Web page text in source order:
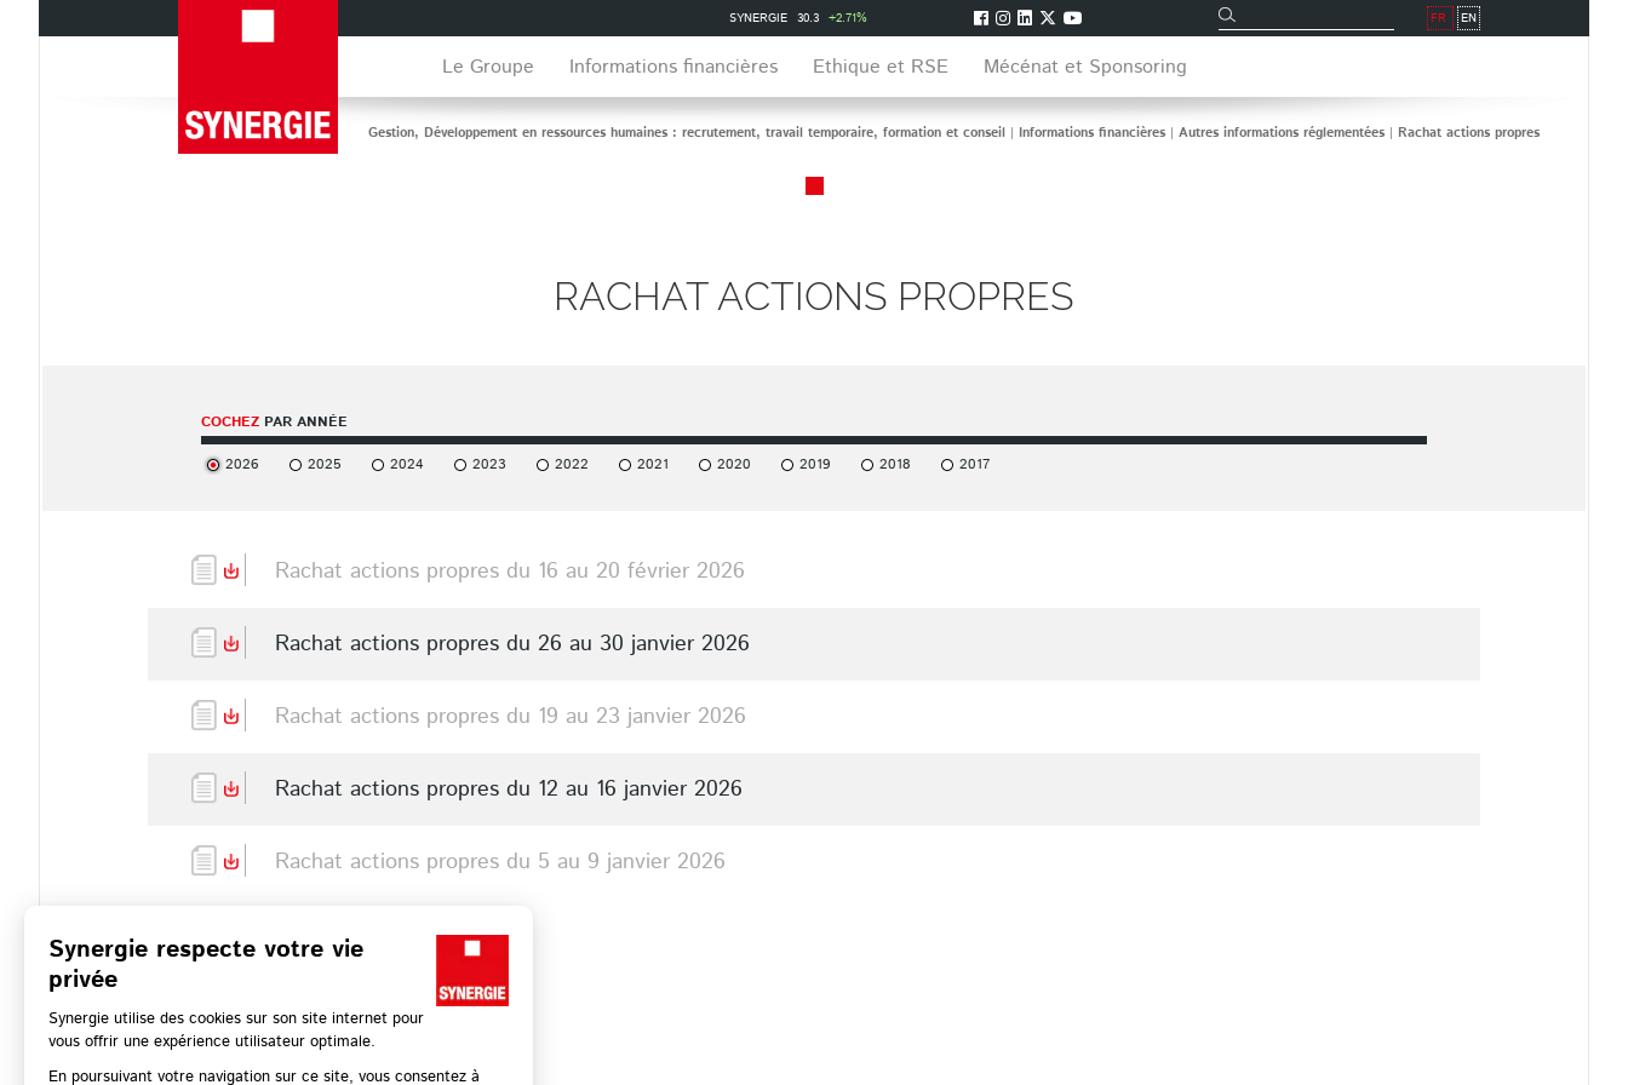
FR EN
Rechercher
Rechercher
SYNERGIE 30.3 +2.71%
Le Groupe Informations financières Ethique et RSE Mécénat et Sponsoring
Gestion, Développement en ressources humaines : recrutement, travail temporaire, formation et conseil| Informations financières| Autres informations réglementées| Rachat actions propres
RACHAT ACTIONS PROPRES
COCHEZ PAR ANNÉE
2026 2025 2024 2023 2022 2021 2020 2019 2018 2017
Rachat actions propres du 16 au 20 février 2026
Rachat actions propres du 26 au 30 janvier 2026
Rachat actions propres du 19 au 23 janvier 2026
Rachat actions propres du 12 au 16 janvier 2026
Rachat actions propres du 5 au 9 janvier 2026